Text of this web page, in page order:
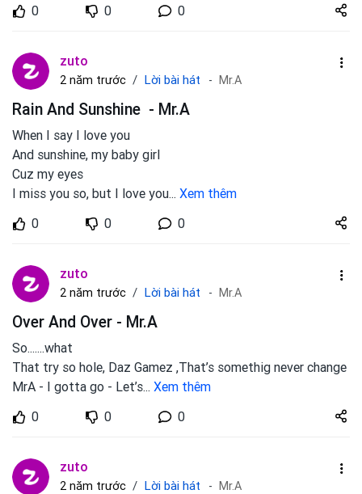
0
0 0
Share
zuto.vn
zuto
2 năm trước Lời bài hát Mr.A
Rain And Sunshine - Mr.A
When I say I love you
And sunshine, my baby girl
Cuz my eyes
I miss you so, but I love you... Xem thêm
0
0 0
Share
zuto.vn
zuto
2 năm trước Lời bài hát Mr.A
Over And Over - Mr.A
So.......what
That try so hole, Daz Gamez ,That’s somethig never change
MrA - I gotta go - Let’s... Xem thêm
0
0 0
Share
zuto.vn
zuto
2 năm trước Lời bài hát Mr.A